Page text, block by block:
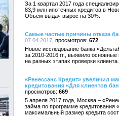
За 1 квартал 2017 года
83,9 млн ипотечных кредитов в
Объем выдач вырос на 30%.
Самые частые причины отказа
07.04.2017
672
Новое исследование банка
за 2010-2016 гг., выявило
на разных этапах проверки клиента.
«Ренессанс Кредит» увеличил
кредитования «Для клиентов
669
5 апреля 2017 года, Москва –
займа по программе кредитования
максимальный размер кредита